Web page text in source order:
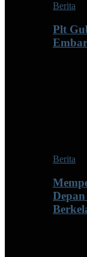
Berita
Plt
Berita